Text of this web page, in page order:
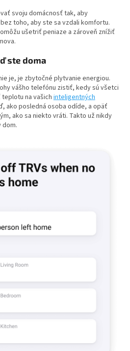
svoju domácnosť tak, aby
toho, aby ste sa vzdali komfortu.
ušetriť peniaze a zároveň znížiť
ste doma
je, je zbytočné plytvanie energiou.
vášho telefónu zistiť, kedy sú všetci
na vašich inteligentných
ako posledná osoba odíde, a opäť
ako sa niekto vráti. Takto už nikdy